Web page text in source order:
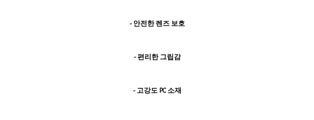
- 안전한 렌즈 보호
- 편리한 그립감
- 고강도 PC 소재